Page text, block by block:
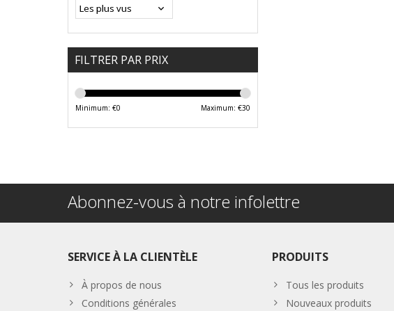
FILTRER PAR PRIX
Minimum: €0 Maximum: €30
Abonnez-vous à notre infolettre
SERVICE À LA CLIENTÈLE
À propos de nous
Conditions générales
PRODUITS
Tous les produits
Nouveaux produits